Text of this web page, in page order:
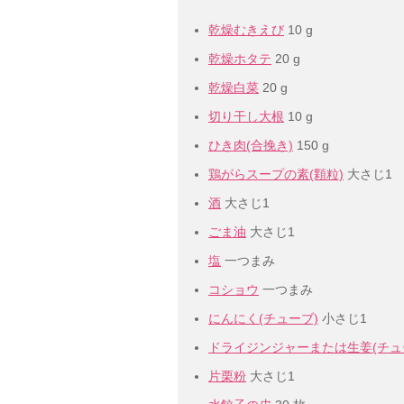
乾燥むきえび 10 g
乾燥ホタテ 20 g
乾燥白菜 20 g
切り干し大根 10 g
ひき肉(合挽き) 150 g
鶏がらスープの素(顆粒) 大さじ1
酒 大さじ1
ごま油 大さじ1
塩 一つまみ
コショウ 一つまみ
にんにく(チューブ) 小さじ1
ドライジンジャーまたは生姜(チ
片栗粉 大さじ1